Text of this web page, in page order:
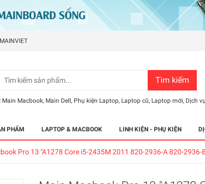
Tìm kiếm
Main Macbook, Main Dell, Phụ kiện Laptop, Laptop cũ, Laptop mới, Dịch
PHẨM LAPTOP & MACBOOK LINH KIỆN - PHỤ KIỆN
Pro 13 "A1278 Core i5-2435M 2011 820-2936-A 820-2936-